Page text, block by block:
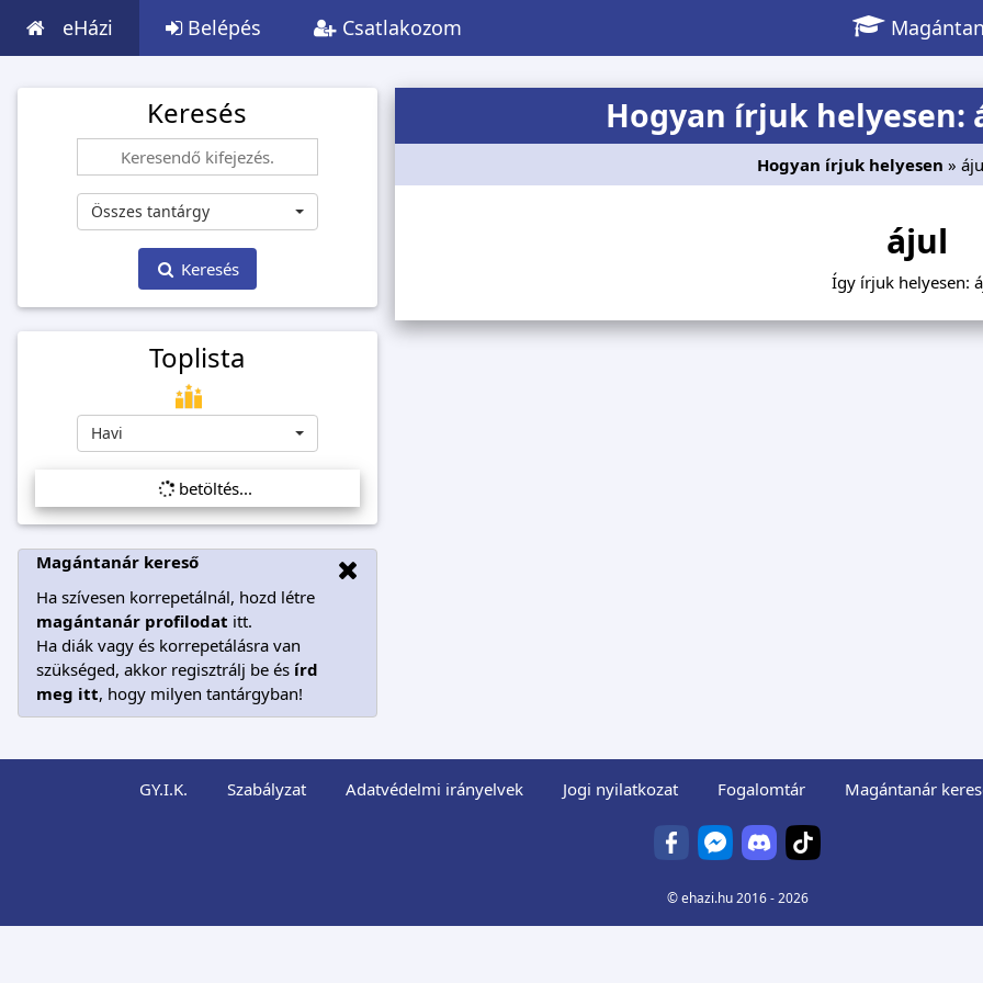
eHázi Belépés Csatlakozom
Keresés
Összes tantárgy
Keresés
Toplista
Havi
betöltés...
Magántanár kereső
Ha szívesen korrepetálnál, hozd létre
magántanár profilodat itt.
Ha diák vagy és korrepetálásra van
szükséged, akkor regisztrálj be és írd
meg itt, hogy milyen tantárgyban!
Hogyan írjuk helyesen:
Hogyan írjuk helyesen »
ájul
Így írjuk helyesen:
GY.I.K. Szabályzat Adatvédelmi irányelvek Jogi nyilatkozat Fogalomtár Magántanár
©ehazi.hu2016 - 2026